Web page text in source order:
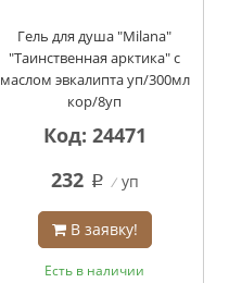
Гель для душа "Milana"
"Таинственная арктика" с
маслом эвкалипта уп/300мл
кор/8уп
Код: 24471
232 q уп
В заявку!
Есть в наличии